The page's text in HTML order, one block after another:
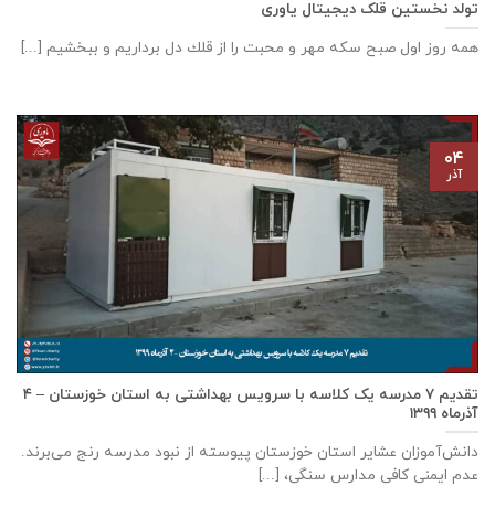
تولد نخستین قلک دیجیتال یاوری
همه روز اول صبح سكه مهر و محبت را از قلك دل برداريم و ببخشيم [...]
تقدیم ۷ مدرسه یک کلاسه با سرويس بهداشتی به استان خوزستان – ۴
آذر‌ماه ۱۳۹۹
دانش‌آموزان عشایر استان خوزستان پيوسته از نبود مدرسه رنج می‌برند.
عدم ایمنی کافی مدارس سنگی، [...]
۰۴
آذر